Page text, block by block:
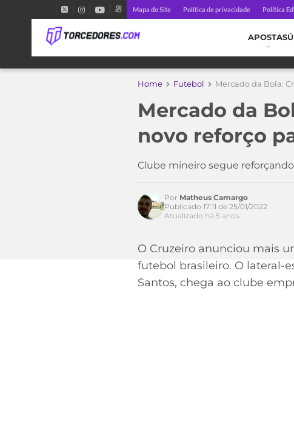
Mapa do Site Política de privacidade Política
APOSTAS
Home Futebol Mercado da Bola:
Mercado da
novo reforço
Clube mineiro segue
Acesse o perfil do autor
Por Matheus Camargo
Publicado 17:11 de 25/01/2022
Atualizado há 5 anos
O Cruzeiro anunciou mais
futebol brasileiro. O lateral-
Santos, chega ao clube